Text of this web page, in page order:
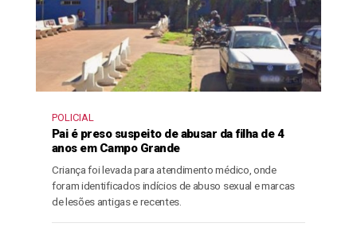
POLICIAL
Pai é preso suspeito de abusar da filha de 4
anos em Campo Grande
Criança foi levada para atendimento médico, onde
foram identificados indícios de abuso sexual e marcas
de lesões antigas e recentes.